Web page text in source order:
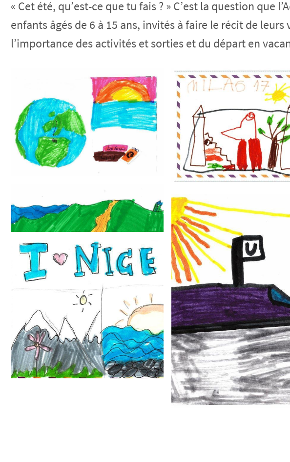
« Cet été, qu’est-ce que tu fais ? » C’est la question
enfants âgés de 6 à 15 ans, invités à faire le récit de
l’importance des activités et sorties et du départ en